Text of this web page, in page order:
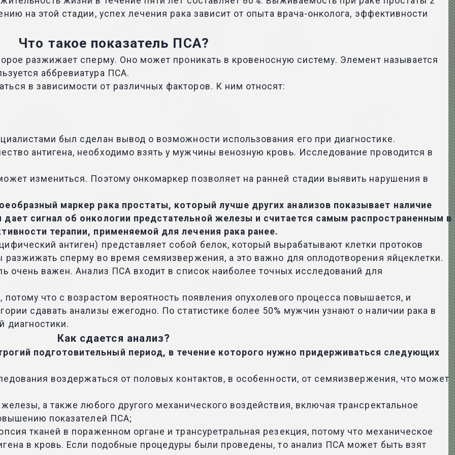
на этой стадии, успех лечения рака зависит от опыта врача-онколога, эффективности
Что такое показатель ПСА?
разжижает сперму. Оно может проникать в кровеносную систему. Элемент называется
аббревиатура ПСА.
в зависимости от различных факторов. К ним относят:
был сделан вывод о возможности использования его при диагностике.
антигена, необходимо взять у мужчины венозную кровь. Исследование проводится в
измениться. Поэтому онкомаркер позволяет на ранней стадии выявить нарушения в
маркер рака простаты, который лучше других анализов показывает наличие
сигнал об онкологии предстательной железы и считается самым распространенным в
терапии, применяемой для лечения рака ранее.
антиген) представляет собой белок, который вырабатывают клетки протоков
сперму во время семяизвержения, а это важно для оплодотворения яйцеклетки.
очень важен. Анализ ПСА входит в список наиболее точных исследований для
что с возрастом вероятность появления опухолевого процесса повышается, и
сдавать анализы ежегодно. По статистике более 50% мужчин узнают о наличии рака в
диагностики.
Как сдается анализ?
подготовительный период, в течение которого нужно придерживаться следующих
воздержаться от половых контактов, в особенности, от семяизвержения, что может
а также любого другого механического воздействия, включая трансректальное
показателей ПСА;
тканей в пораженном органе и трансуретральная резекция, потому что механическое
в кровь. Если подобные процедуры были проведены, то анализ ПСА может быть взят